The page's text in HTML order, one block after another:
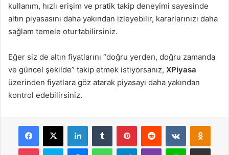
kullanım, hızlı erişim ve pratik takip deneyimi sayesinde
altın piyasasını daha yakından izleyebilir, kararlarınızı daha
sağlam temele oturtabilirsiniz.
Eğer siz de altın fiyatlarını “doğru yerden, doğru zamanda
ve güncel şekilde” takip etmek istiyorsanız, XPiyasa
üzerinden fiyatlara göz atarak piyasayı daha yakından
kontrol edebilirsiniz.
Facebook
X LinkedInTumblr PinterestReddit VKontakte
Pocket Skype MessengerWhatsAppTelegramViber Line E-Posta ile